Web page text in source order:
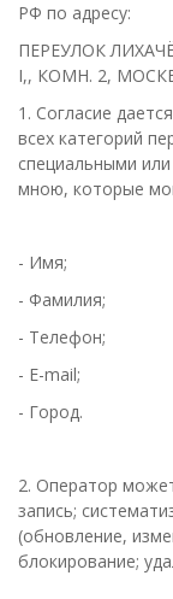
РФ по адресу:
ПЕРЕУЛОК
I,, КОМН. 2,
1. Согласие
всех категорий
специальными
мною, которые
- Имя;
- Фамилия;
- Телефон;
- E-mail;
- Город.
2. Оператор
запись;
(обновление,
блокирование;